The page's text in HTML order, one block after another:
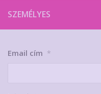
SZEMÉLYES
Email cím *